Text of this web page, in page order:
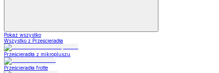
Pokaż wszystko
Wszystko z Prześcieradła
Prześcieradła z mikropluszu
Prześcieradła frotte